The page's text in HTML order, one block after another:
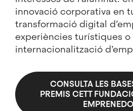
innovació corporativa en
transformació digital
experiències turístiques o
internacionalització
CONSULTA LES
PREMIS CETT